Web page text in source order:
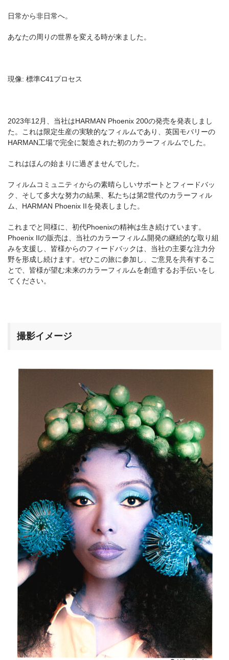
日常から非日常へ。
あなたの周りの世界を変える時が来ました。
現像: 標準C41プロセス
2023年12月、当社はHARMAN Phoenix 200の発売を発表しまし
た。これは限定生産の実験的なフィルムであり、英国モバリーの
HARMAN工場で完全に製造された初のカラーフィルムでした。
これはほんの始まりに過ぎませんでした。
フィルムコミュニティからの素晴らしいサポートとフィードバッ
ク、そして多大な努力の結果、私たちは第2世代のカラーフィル
ム、HARMAN Phoenix IIを発表しました。
これまでと同様に、初代Phoenixの精神は生き続けています。
Phoenix IIの販売は、当社のカラーフィルム開発の継続的な取り組
みを支援し、皆様からのフィードバックは、当社の主要な注力分
野を形成し続けます。ぜひこの旅に参加し、ご意見を共有するこ
とで、皆様が望む未来のカラーフィルムを創造するお手伝いをし
てください。
撮影イメージ